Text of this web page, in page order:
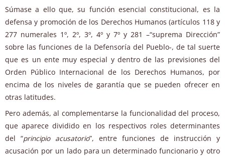
Súmase a ello que, su función esencial constitucional, es la
defensa y promoción de los Derechos Humanos (artículos 118 y
277 numerales 1º, 2º, 3º, 4º y 7º y 281 –“suprema Dirección”
sobre las funciones de la Defensoría del Pueblo-, de tal suerte
que es un ente muy especial y dentro de las previsiones del
Orden Público Internacional de los Derechos Humanos, por
encima de los niveles de garantía que se pueden ofrecer en
otras latitudes.
Pero además, al complementarse la funcionalidad del proceso,
que aparece dividido en los respectivos roles determinantes
del “principio acusatorio”, entre funciones de instrucción y
acusación por un lado para un determinado funcionario y otro